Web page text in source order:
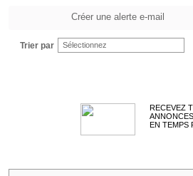
Créer une alerte e-mail
Trier par Sélectionnez
RECEVEZ
ANNONCES
EN TEMPS